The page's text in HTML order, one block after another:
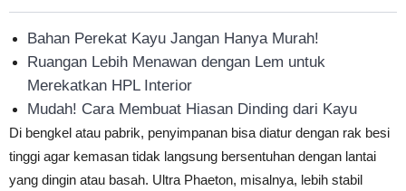
Bahan Perekat Kayu Jangan Hanya Murah!
Ruangan Lebih Menawan dengan Lem untuk
Merekatkan HPL Interior
Mudah! Cara Membuat Hiasan Dinding dari Kayu
Di bengkel atau pabrik, penyimpanan bisa diatur dengan rak besi
tinggi agar kemasan tidak langsung bersentuhan dengan lantai
yang dingin atau basah. Ultra Phaeton, misalnya, lebih stabil